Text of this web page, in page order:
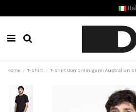
Home T-shirt T-shirt Uomo Minigami Australian